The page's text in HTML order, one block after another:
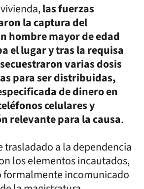
las fuerzas
la captura del
hombre mayor de edad
el lugar y tras la requisa
varias dosis
para ser distribuidas,
de dinero en
celulares y
relevante para la causa.
trasladado a la dependencia
los elementos incautados,
formalmente incomunicado